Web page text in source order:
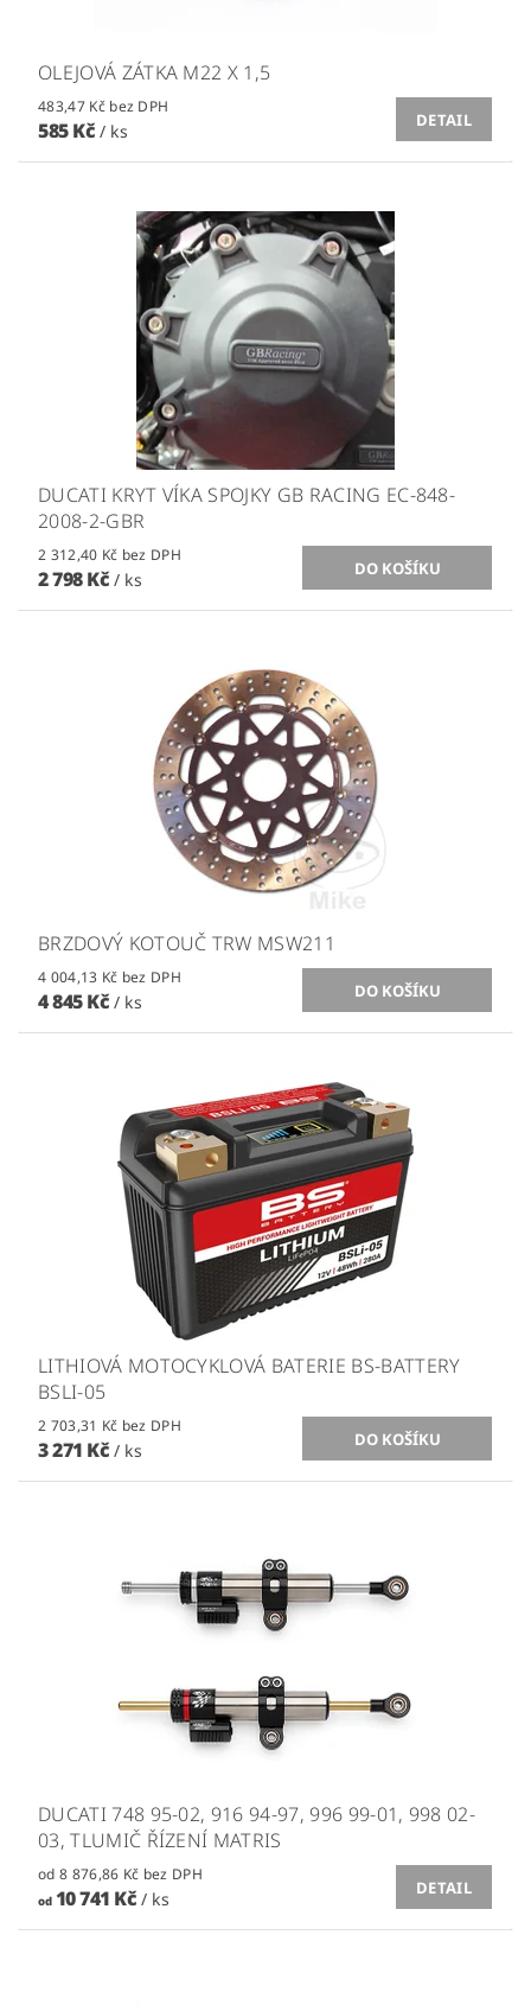
OLEJOVÁ ZÁTKA M22 X 1,5
483,47 Kč bez DPH
585 Kč / ks
DETAIL
DUCATI KRYT VÍKA SPOJKY GB RACING EC-848-
2008-2-GBR
2 312,40 Kč bez DPH
2 798 Kč / ks
BRZDOVÝ KOTOUČ TRW MSW211
4 004,13 Kč bez DPH
4 845 Kč / ks
LITHIOVÁ MOTOCYKLOVÁ BATERIE BS-BATTERY
BSLI-05
2 703,31 Kč bez DPH
3 271 Kč / ks
DUCATI 748 95-02, 916 94-97, 996 99-01, 998 02-
03, TLUMIČ ŘÍZENÍ MATRIS
od 8 876,86 Kč bez DPH
od10 741 Kč / ks
DETAIL